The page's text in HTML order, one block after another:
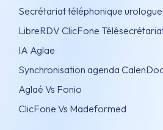
Secrétariat téléphonique
LibreRDV ClicFone
IA Aglae
Synchronisation agenda
Aglaé Vs Fonio
ClicFone Vs Madeformed